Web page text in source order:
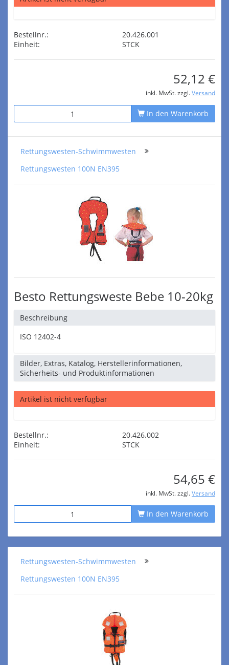
Bestellnr.:
20.426.001
Einheit:
STCK
52,12 €
inkl. MwSt. zzgl. Versand
In den Warenkorb
Rettungswesten-Schwimmwesten
Rettungswesten 100N EN395
Besto Rettungsweste Bebe 10-20kg
Beschreibung
ISO 12402-4
Bilder, Extras, Katalog, Herstellerinformationen,
Sicherheits- und Produktinformationen
Artikel ist nicht verfügbar
Bestellnr.:
20.426.002
Einheit:
STCK
54,65 €
inkl. MwSt. zzgl. Versand
In den Warenkorb
Rettungswesten-Schwimmwesten
Rettungswesten 100N EN395